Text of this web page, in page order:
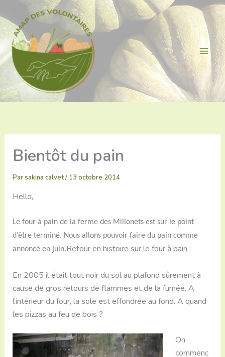
au
contenu
Bientôt du pain
Parsakina calvet/ 13 octobre 2014
Hello,
Le four à pain de la ferme des Millonets est sur le point
d’être terminé. Nous allons pouvoir faire du pain comme
annoncé en juin.Retour en histoire sur le four à pain :
En 2005 il était tout noir du sol au plafond sûrement à
cause de gros retours de flammes et de la fumée. A
l’intérieur du four, la sole est effondrée au fond. A quand
les pizzas au feu de bois ?
On
commenc